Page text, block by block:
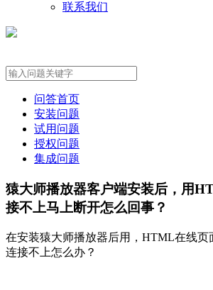
联系我们
问答首页
安装问题
试用问题
授权问题
集成问题
猿大师播放器客户端安装后，用
接不上马上断开怎么回事？
在安装猿大师播放器后用，HTML在线页
连接不上怎么办？